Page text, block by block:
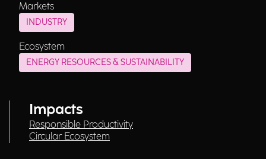
Markets
INDUSTRY
Ecosystem
ENERGY RESOURCES & SUSTAINABILITY
Impacts
Responsible Productivity
Circular Ecosystem